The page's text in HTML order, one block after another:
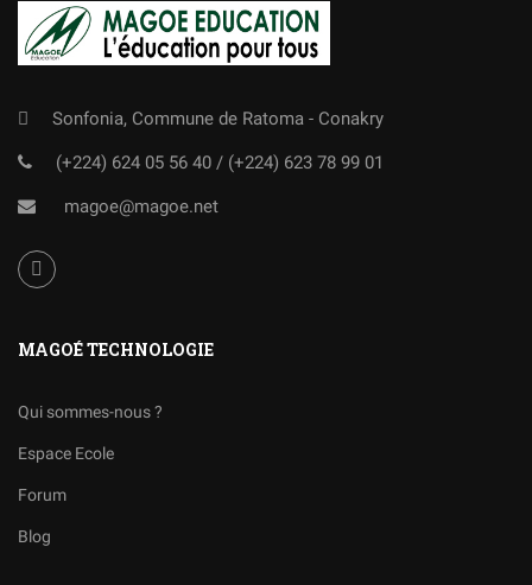
Sonfonia, Commune de Ratoma - Conakry
(+224) 624 05 56 40 / (+224) 623 78 99 01
magoe@magoe.net
MAGOÉ TECHNOLOGIE
Qui sommes-nous ?
Espace Ecole
Forum
Blog